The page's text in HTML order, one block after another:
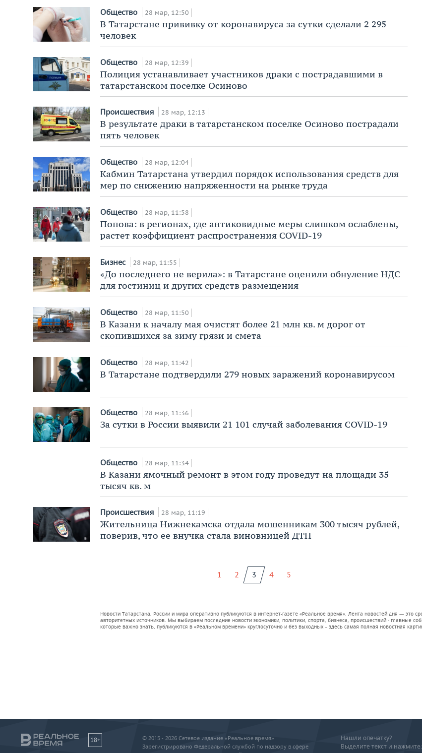
Общество 28 мар, 12:50
В Татарстане прививку от коронавируса за сутки сделали 2 295
человек
Общество 28 мар, 12:39
Полиция устанавливает участников драки с пострадавшими в
татарстанском поселке Осиново
Происшествия 28 мар, 12:13
В результате драки в татарстанском поселке Осиново пострадали
пять человек
Общество 28 мар, 12:04
Кабмин Татарстана утвердил порядок использования средств для
мер по снижению напряженности на рынке труда
Общество 28 мар, 11:58
Попова: в регионах, где антиковидные меры слишком ослаблены,
растет коэффициент распространения COVID-19
Бизнес 28 мар, 11:55
«До последнего не верила»: в Татарстане оценили обнуление НДС
для гостиниц и других средств размещения
Общество 28 мар, 11:50
В Казани к началу мая очистят более 21 млн кв. м дорог от
скопившихся за зиму грязи и смета
Общество 28 мар, 11:42
В Татарстане подтвердили 279 новых заражений коронавирусом
Общество 28 мар, 11:36
За сутки в России выявили 21 101 случай заболевания COVID-19
Общество 28 мар, 11:34
В Казани ямочный ремонт в этом году проведут на площади 35
тысяч кв. м
Происшествия 28 мар, 11:19
Жительница Нижнекамска отдала мошенникам 300 тысяч рублей,
поверив, что ее внучка стала виновницей ДТП
1 2 3 4 5
Новости Татарстана, России и мира оперативно публикуются в интернет-газете «Реальное время». Лента новостей дня —
авторитетных источников. Мы выбираем последние новости экономики, политики, спорта, бизнеса, происшествий - главные
которые важно знать, публикуются в «Реальном времени» круглосуточно и без выходных – здесь самая полная новостная
18+
© 2015 - 2026 Сетевое издание «Реальное время»
Зарегистрировано Федеральной службой по надзору в сфере
Нашли опечатку?
Выделите текст и